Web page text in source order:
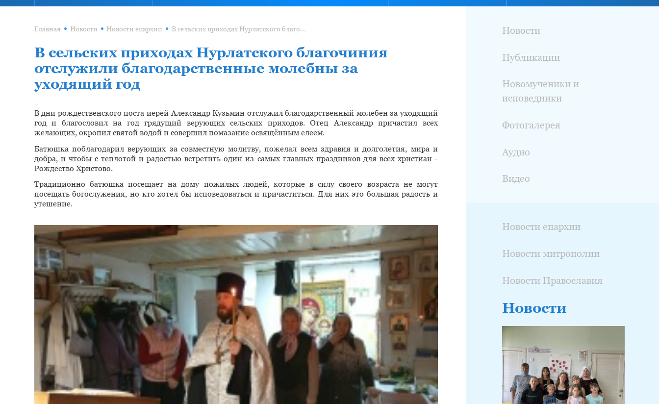
Главная Новости Новости епархии В сельских приходах Нурлатского благочиния отслужили благодарственные молебны за уходящий год
В сельских приходах Нурлатского благочиния
отслужили благодарственные молебны за
уходящий год
В дни рождественского поста иерей Александр Кузьмин отслужил благодарственный молебен за уходящий
год и благословил на год грядущий верующих сельских приходов. Отец Александр причастил всех
желающих, окропил святой водой и совершил помазание освящённым елеем.
Батюшка поблагодарил верующих за совместную молитву, пожелал всем здравия и долголетия, мира и
добра, и чтобы с теплотой и радостью встретить один из самых главных праздников для всех христиан -
Рождество Христово.
Традиционно батюшка посещает на дому пожилых людей, которые в силу своего возраста не могут
посещать богослужения, но кто хотел бы исповедоваться и причаститься. Для них это большая радость и
утешение.
Новости
Публикации
Новомученики и
исповедники
Фотогалерея
Аудио
Видео
Новости епархии
Новости митрополии
Новости Православия
Новости